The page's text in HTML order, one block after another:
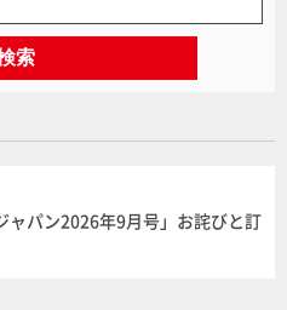
索
ャパン2026年9月号」お詫びと訂